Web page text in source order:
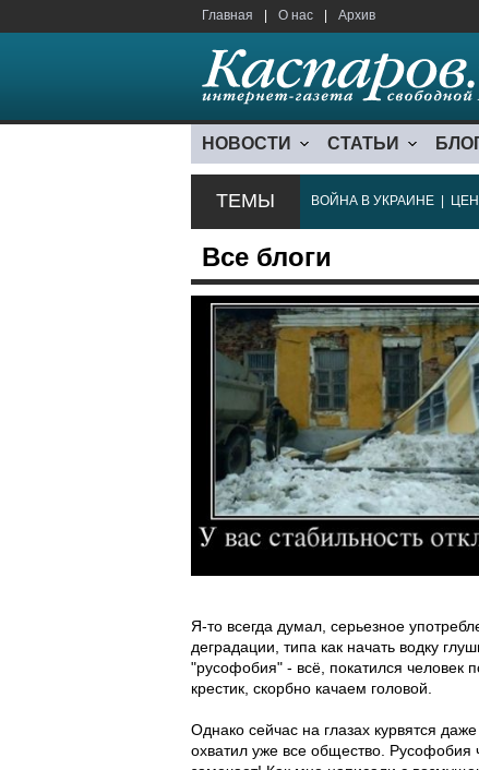
Главная О нас Архив
НОВОСТИ СТАТЬИ
ТЕМЫ ВОЙНА В УКРАИНЕ
Все блоги
Я-то всегда думал, серьезное
деградации, типа как начать водку
"русофобия" - всё, покатился человек
крестик, скорбно качаем головой.
Однако сейчас на глазах курвятся
охватил уже все общество. Русофобия